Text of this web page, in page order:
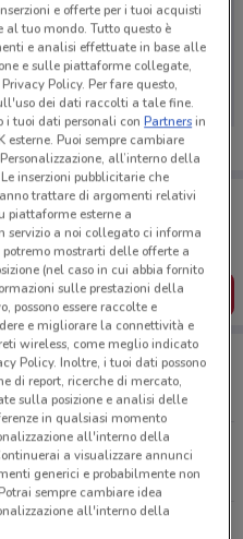
abbiamo pubblicato
Riprova più tardi.
con te!
offerte dei negozi vicino a te,
lista del risparmio, comodamente
L’APP
a Desio
e offerte per i tuoi acquisti
tuo mondo. Tutto questo è
e analisi effettuate in base alle
e sulle piattaforme collegate,
Policy. Per fare questo,
dei dati raccolti a tale fine.
i tuoi dati personali conPartnersin
esterne. Puoi sempre cambiare
all’interno della
inserzioni pubblicitarie che
trattare di argomenti relativi
piattaforme esterne a
servizio a noi collegato ci informa
mostrarti delle offerte a
(nel caso in cui abbia fornito
sulle prestazioni della
possono essere raccolte e
e migliorare la connettività e
wireless, come meglio indicato
Policy. Inoltre, i tuoi dati possono
di report, ricerche di mercato,
sulla posizione e analisi delle
in qualsiasi momento
all'interno della
a visualizzare annunci
generici e probabilmente non
sempre cambiare idea
all'interno della